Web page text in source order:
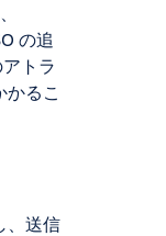
の追
トラ
るこ
、送信